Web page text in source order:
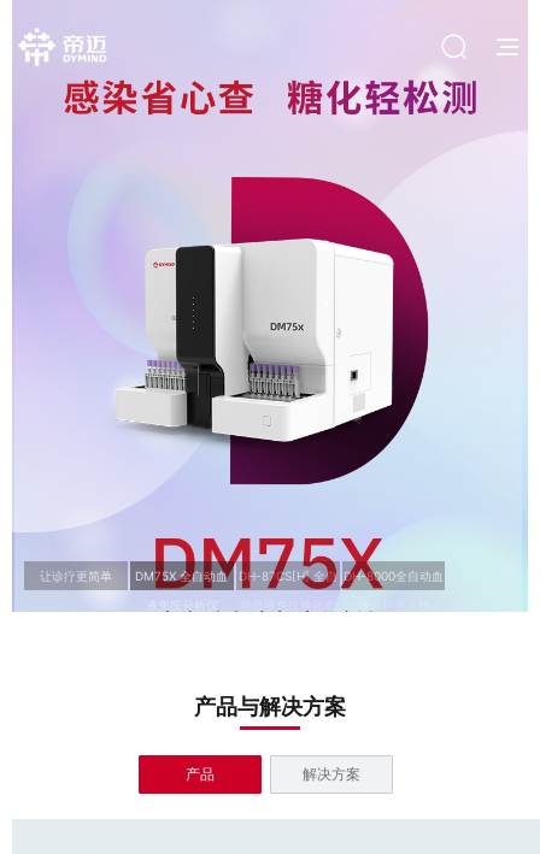
让诊疗更简单
DM75X 全自动血
液免疫分析仪
DH-87CS[H] 全自 DH-8000全自动血
产品与解决方案
产品 解决方案